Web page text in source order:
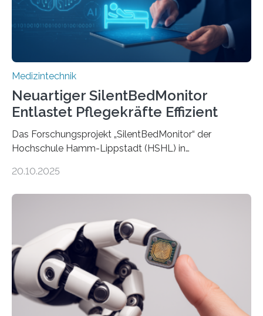
Medizintechnik
Neuartiger SilentBedMonitor
Entlastet Pflegekräfte Effizient
Das Forschungsprojekt „SilentBedMonitor“ der
Hochschule Hamm-Lippstadt (HSHL) in
auf Personen ab, die bettlägerig sind oder in ihrer
Entwicklung der Sensorik und Datenübertragung. Die
HSHL verantwortet die wissenschaftliche Begleitung
sowie die KI-gestützte Datenauswertung. Das Ziel ist
die Entwicklung eines berührungslosen
Assistenzsystems, das den Zustand der Person
kontinuierlich erfasst, pflegende Personen unterstützt
und in Notfällen selbstständig Alarm schlägt. „Die Idee
20.10.2025